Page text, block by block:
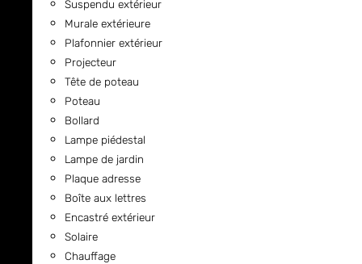
Suspendu extérieur
Murale extérieure
Plafonnier extérieur
Projecteur
Tête de poteau
Poteau
Bollard
Lampe piédestal
Lampe de jardin
Plaque adresse
Boîte aux lettres
Encastré extérieur
Solaire
Chauffage